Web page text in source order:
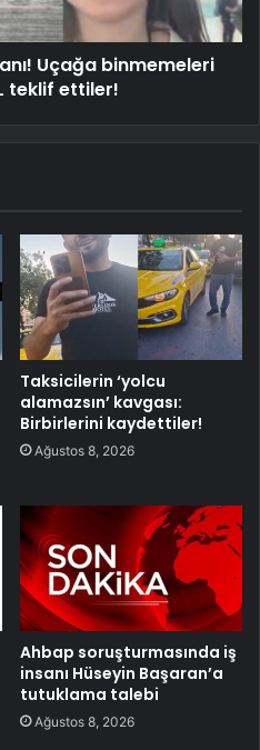
Uçağa binmemeleri
teklif ettiler!
Taksicilerin ‘yolcu
alamazsın’ kavgası:
Birbirlerini kaydettiler!
Ağustos 8, 2026
Ahbap soruşturmasında iş
insanı Hüseyin Başaran’a
tutuklama talebi
Ağustos 8, 2026